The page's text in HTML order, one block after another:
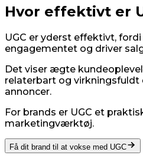
Hvor effektivt er
UGC er yderst effektivt,
engagementet og driver
Det viser ægte
relaterbart og virkningsfuldt
annoncer.
For brands er UGC et
marketingværktøj.
Få dit brand til at vokse med UGC